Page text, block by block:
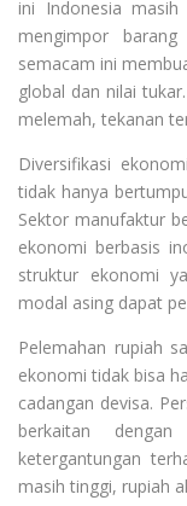
ini Indonesia
mengimpor
semacam ini
global dan nilai
melemah, tekanan
Diversifikasi
tidak hanya
Sektor manufaktur
ekonomi berbasis
struktur ekonomi
modal asing dapat
Pelemahan rupiah
ekonomi tidak bisa
cadangan devisa.
berkaitan
ketergantungan
masih tinggi, rupiah